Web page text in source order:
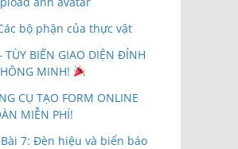
bộ phận của thực vật
TÙY BIẾN GIAO DIỆN ĐỈNH
MINH!
CỤ TẠO FORM ONLINE
MIỄN PHÍ!
7: Đèn hiệu và biển báo